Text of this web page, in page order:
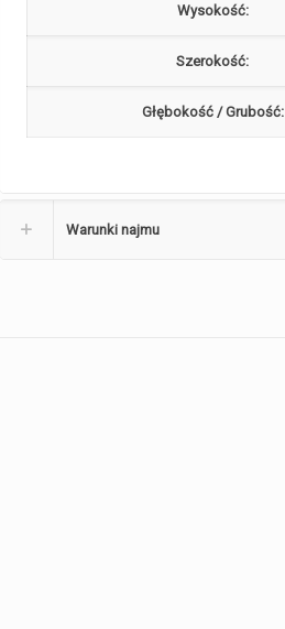
Wysokość:
Szerokość:
Głębokość / Grubość:
Warunki najmu